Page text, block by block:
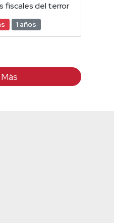
fiscales del terror
1 años